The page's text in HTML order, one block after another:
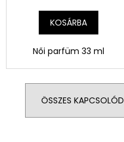
KOSÁRBA
Női parfüm 33 ml
ÖSSZES